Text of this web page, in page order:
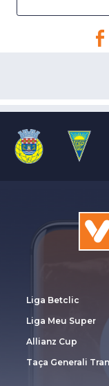
Liga Betclic
Liga Meu Super
Allianz Cup
Taça Generali